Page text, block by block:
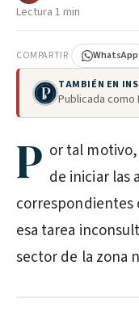
Lectura 1 min
COMPARTIR WhatsApp
TAMBIÉN EN
Publicada como
P or tal motivo,
de iniciar las
correspondientes
esa tarea
sector de la zona